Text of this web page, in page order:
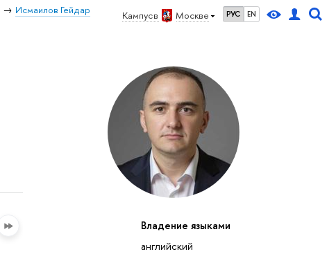
Кампус в Москве РУС EN
Исмаилов Гейдар
Владение языками
английский
26 3 4 5 6 7